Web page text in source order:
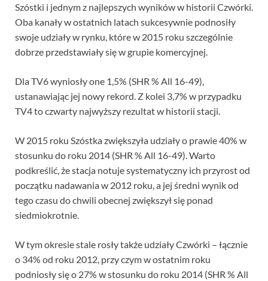
Szóstki i jednym z najlepszych wyników w historii Czwórki.
Oba kanały w ostatnich latach sukcesywnie podnosiły
swoje udziały w rynku, które w 2015 roku szczególnie
dobrze przedstawiały się w grupie komercyjnej.
Dla TV6 wyniosły one 1,5% (SHR % All 16-49),
ustanawiając jej nowy rekord. Z kolei 3,7% w przypadku
TV4 to czwarty najwyższy rezultat w historii stacji.
W 2015 roku Szóstka zwiększyła udziały o prawie 40% w
stosunku do roku 2014 (SHR % All 16-49). Warto
podkreślić, że stacja notuje systematyczny ich przyrost od
początku nadawania w 2012 roku, a jej średni wynik od
tego czasu do chwili obecnej zwiększył się ponad
siedmiokrotnie.
W tym okresie stale rosły także udziały Czwórki – łącznie
o 34% od roku 2012, przy czym w ostatnim roku
podniosły się o 27% w stosunku do roku 2014 (SHR % All